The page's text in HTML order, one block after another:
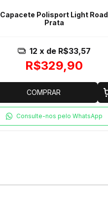
Capacete Polisport Light Road
Prata
R$329,90
12 x de R$33,57
COMPRAR
Consulte-nos pelo WhatsApp